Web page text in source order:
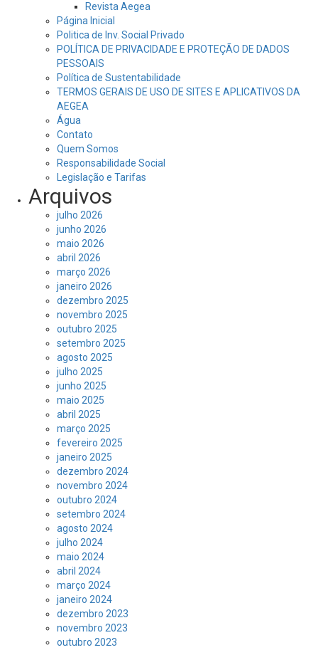
Revista Aegea
Página Inicial
Politica de Inv. Social Privado
POLÍTICA DE PRIVACIDADE E PROTEÇÃO DE DADOS
PESSOAIS
Política de Sustentabilidade
TERMOS GERAIS DE USO DE SITES E APLICATIVOS DA
AEGEA
Água
Contato
Quem Somos
Responsabilidade Social
Legislação e Tarifas
Arquivos
julho 2026
junho 2026
maio 2026
abril 2026
março 2026
janeiro 2026
dezembro 2025
novembro 2025
outubro 2025
setembro 2025
agosto 2025
julho 2025
junho 2025
maio 2025
abril 2025
março 2025
fevereiro 2025
janeiro 2025
dezembro 2024
novembro 2024
outubro 2024
setembro 2024
agosto 2024
julho 2024
maio 2024
abril 2024
março 2024
janeiro 2024
dezembro 2023
novembro 2023
outubro 2023